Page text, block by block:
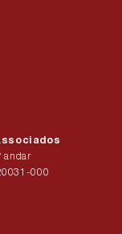
andar
000